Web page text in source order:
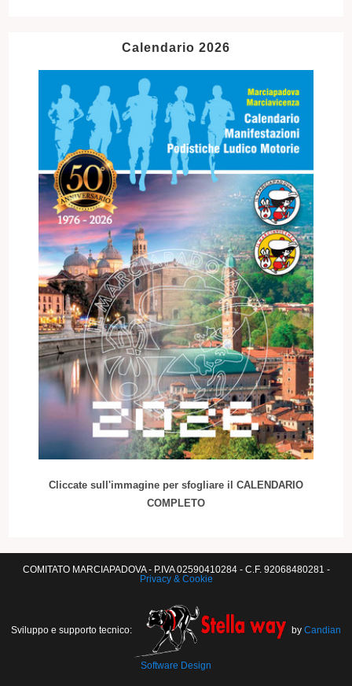
Calendario 2026
Cliccate sull'immagine per sfogliare il CALENDARIO
COMPLETO
COMITATO MARCIAPADOVA - P.IVA 02590410284 - C.F. 92068480281 -
Privacy & Cookie
Sviluppo e supporto tecnico: by Candian
Software Design